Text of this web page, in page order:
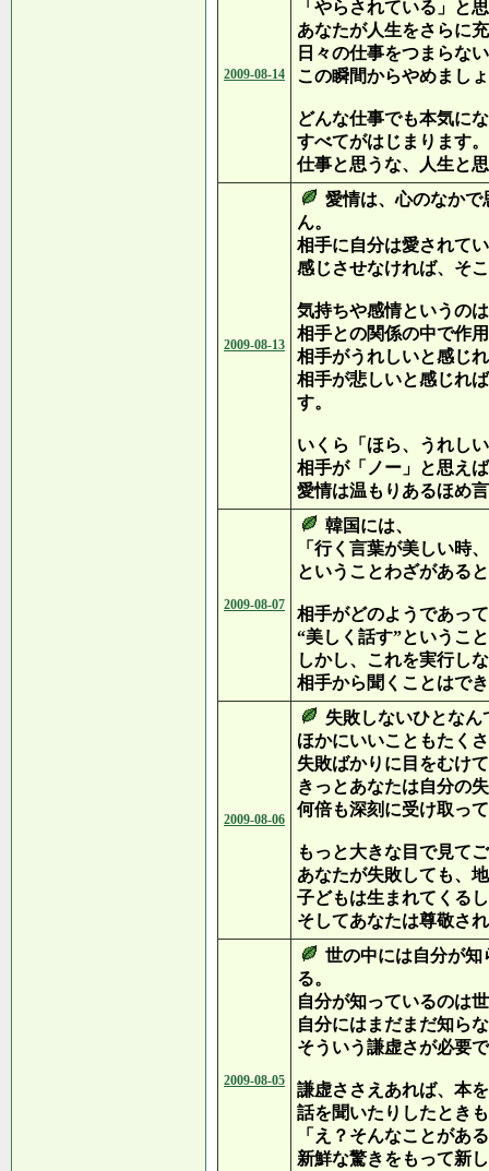
2009-08-14
「やらされている」と
あなたが人生をさらに
日々の仕事をつまらな
この瞬間からやめまし
どんな仕事でも本気に
すべてがはじまります。
仕事と思うな、人生と
2009-08-13
愛情は、心のなかで
ん。
相手に自分は愛されて
感じさせなければ、そ
気持ちや感情というの
相手との関係の中で作
相手がうれしいと感じ
相手が悲しいと感じれ
す。
いくら「ほら、うれし
相手が「ノー」と思え
愛情は温もりあるほめ
2009-08-07
韓国には、
「行く言葉が美しい時
ということわざがある
相手がどのようであっ
“美しく話す”というこ
しかし、これを実行し
相手から聞くことはで
2009-08-06
失敗しないひとな
ほかにいいこともたく
失敗ばかりに目をむけ
きっとあなたは自分の
何倍も深刻に受け取っ
もっと大きな目で見て
あなたが失敗しても、
子どもは生まれてくる
そしてあなたは尊敬さ
2009-08-05
世の中には自分が知
る。
自分が知っているのは
自分にはまだまだ知ら
そういう謙虚さが必要
謙虚ささえあれば、本
話を聞いたりしたとき
「え？そんなことがあ
新鮮な驚きをもって新